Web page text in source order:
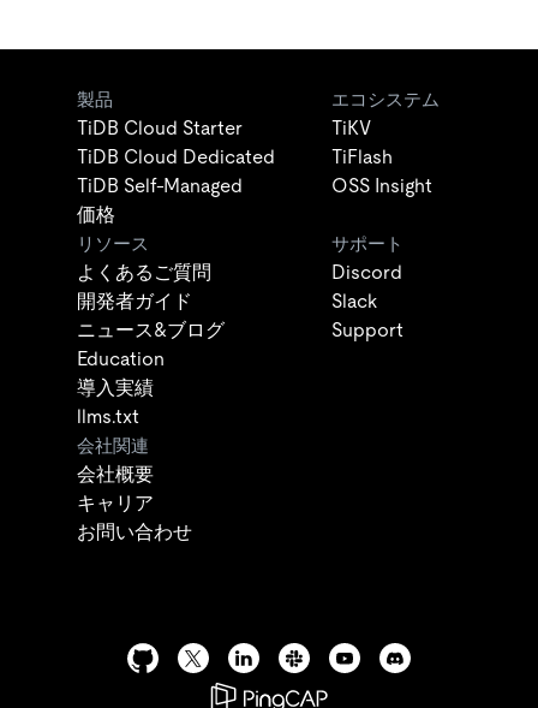
製品
TiDB Cloud Starter
TiDB Cloud Dedicated
TiDB Self-Managed
価格
エコシステム
TiKV
TiFlash
OSS Insight
リソース
よくあるご質問
開発者ガイド
ニュース&ブログ
Education
導入実績
llms.txt
サポート
Discord
Slack
Support
会社関連
会社概要
キャリア
お問い合わせ